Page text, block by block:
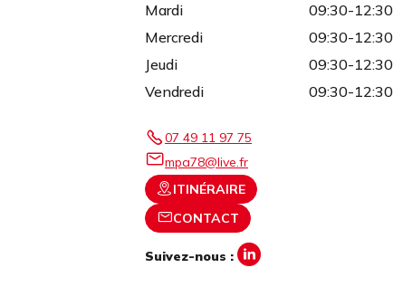
Mardi
09:30-12:30
Mercredi
09:30-12:30
Jeudi
09:30-12:30
Vendredi
09:30-12:30
07 49 11 97 75
mpa78@live.fr
ITINÉRAIRE
CONTACT
Suivez-nous :